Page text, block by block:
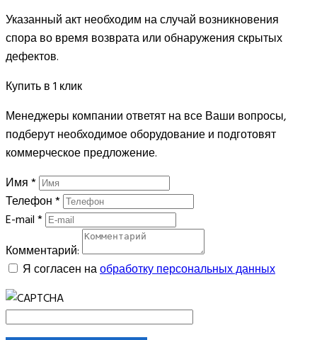
Указанный акт необходим на случай возникновения
спора во время возврата или обнаружения скрытых
дефектов.
Купить в 1 клик
Менеджеры компании ответят на все Ваши вопросы,
подберут необходимое оборудование и подготовят
коммерческое предложение.
Имя*
Телефон*
E-mail*
Комментарий:
Я согласен наобработку персональных данных